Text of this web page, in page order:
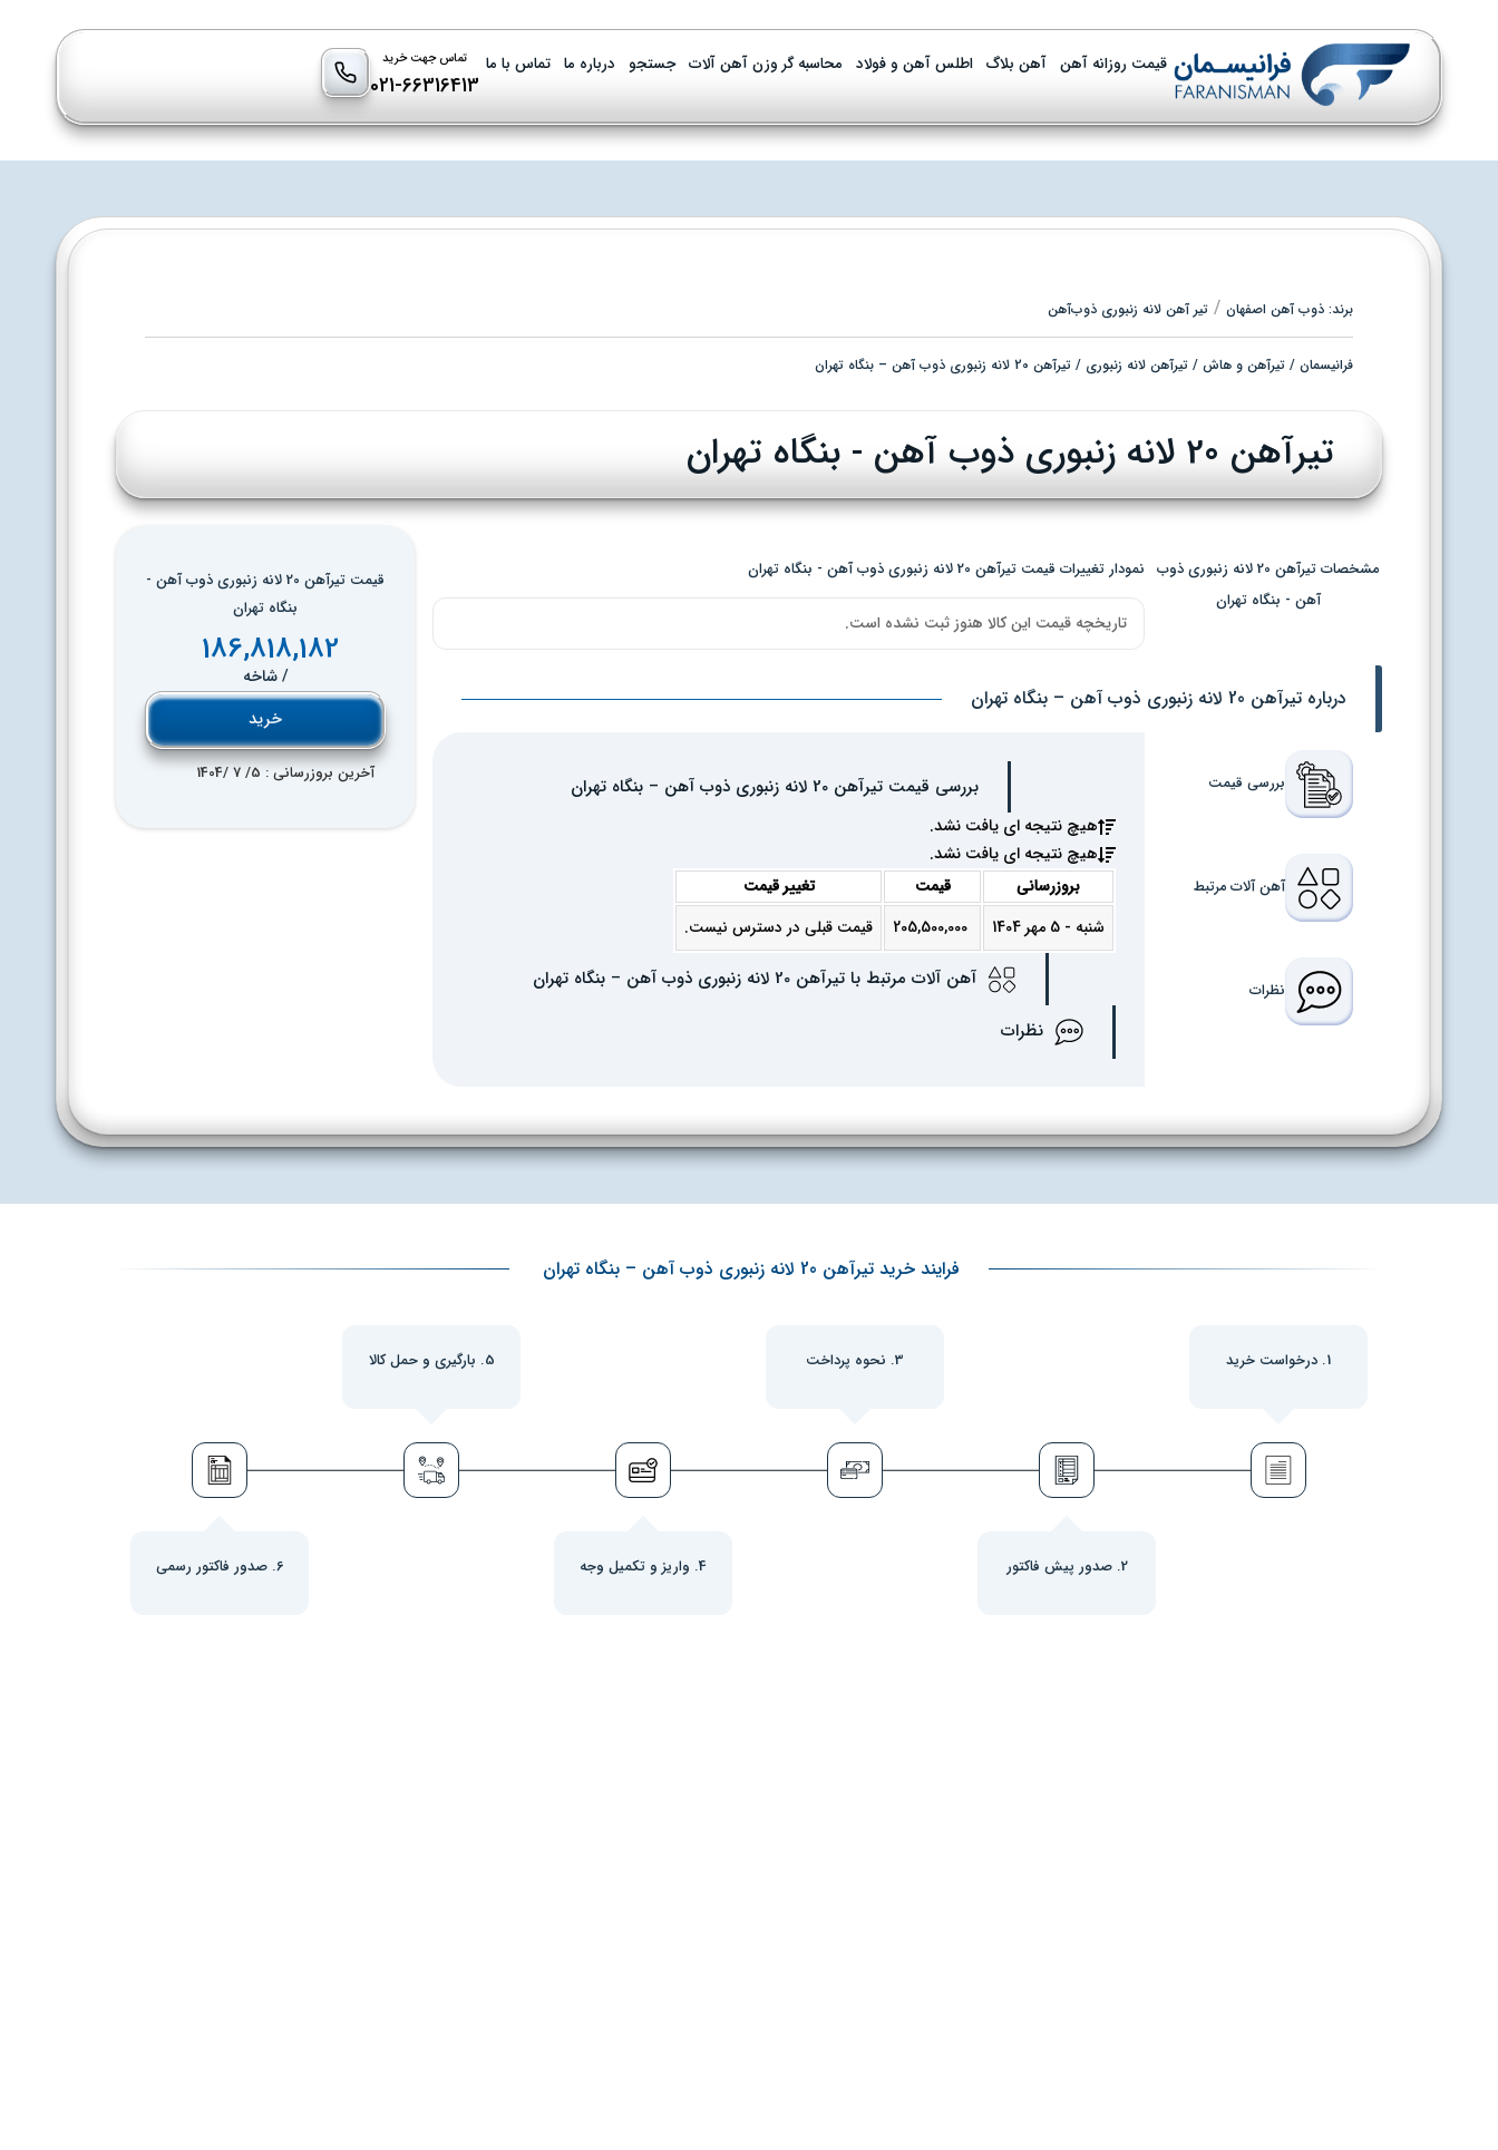
قیمت روزانه آهن آهن بلاگ اطلس آهن و فولاد محاسبه گر وزن آهن آلات جستجو درباره ما تماس با ما تماس جهت خرید
021-66316413
برند: ذوب آهن اصفهان / تیر آهن لانه زنبوری ذوب‌آهن
فرانیسمان / تیرآهن و هاش / تیرآهن لانه زنبوری / تیرآهن 20 لانه زنبوری ذوب آهن – بنگاه تهران
تیرآهن 20 لانه زنبوری ذوب آهن - بنگاه تهران
مشخصات تیرآهن 20 لانه زنبوری ذوب
آهن - بنگاه تهران
نمودار تغییرات قیمت تیرآهن 20 لانه زنبوری ذوب آهن - بنگاه تهران
تاریخچه قیمت این کالا هنوز ثبت نشده است.
درباره تیرآهن 20 لانه زنبوری ذوب آهن – بنگاه تهران
بررسی قیمت
آهن آلات مرتبط
نظرات
بررسی قیمت تیرآهن 20 لانه زنبوری ذوب آهن – بنگاه تهران
هیچ نتیجه ای یافت نشد.
هیچ نتیجه ای یافت نشد.
بروزرسانی قیمت
تغییر قیمت
شنبه - 5 مهر 1404
205,500,000 قیمت قبلی در دسترس نیست.
آهن آلات مرتبط با تیرآهن 20 لانه زنبوری ذوب آهن – بنگاه تهران
نظرات
قیمت تیرآهن 20 لانه زنبوری ذوب آهن -
بنگاه تهران
186,818,182
/ شاخه
خرید
آخرین بروزرسانی : 5 / 7 /
1404
فرایند خرید تیرآهن 20 لانه زنبوری ذوب آهن – بنگاه تهران
1. درخواست خرید 3. نحوه پرداخت 5. بارگیری و حمل کالا
2. صدور پیش فاکتور 4. واریز و تکمیل وجه 6. صدور فاکتور رسمی